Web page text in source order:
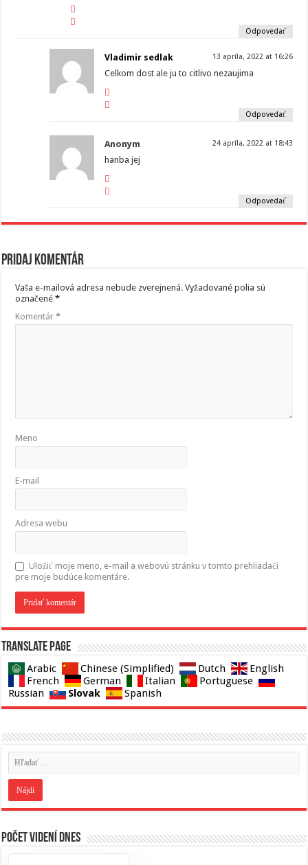
Odpovedať
Vladimir sedlak 13 apríla, 2022 at 16:26
Celkom dost ale ju to citlivo nezaujima
Odpovedať
Anonym 24 apríla, 2022 at 18:43
hanba jej
Odpovedať
Pridaj komentár
Vaša e-mailová adresa nebude zverejnená. Vyžadované polia sú
označené*
Komentár*
Meno
E-mail
Adresa webu
Uložiť moje meno, e-mail a webovú stránku v tomto prehliadači
pre moje budúce komentáre.
Translate page
Arabic Chinese (Simplified) Dutch
English
French
German Italian
Portuguese
Russian
Slovak Spanish
Počet videní dnes